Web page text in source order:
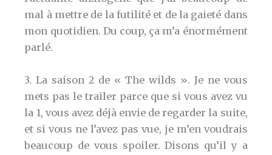
mal à mettre de la futilité et de la gaieté dans
mon quotidien. Du coup, ça m’a énormément
parlé.
3. La saison 2 de « The wilds ». Je ne vous
mets pas le trailer parce que si vous avez vu
la 1, vous avez déjà envie de regarder la suite,
et si vous ne l’avez pas vue, je m’en voudrais
beaucoup de vous spoiler. Disons qu’il y a